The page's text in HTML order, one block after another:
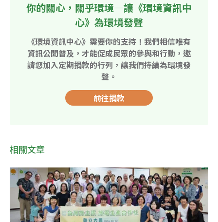
你的關心，關乎環境—讓《環境資訊中
心》為環境發聲
《環境資訊中心》需要你的支持！我們相信唯有
資訊公開普及，才能促成民眾的參與和行動，邀
請您加入定期捐款的行列，讓我們持續為環境發
聲。
前往捐款
相關文章